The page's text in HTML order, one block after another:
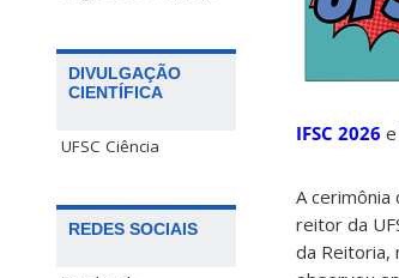
DIVULGAÇÃO
CIENTÍFICA
UFSC Ciência
REDES SOCIAIS
IFSC 2026 e
A cerimônia
reitor da
da Reitoria,